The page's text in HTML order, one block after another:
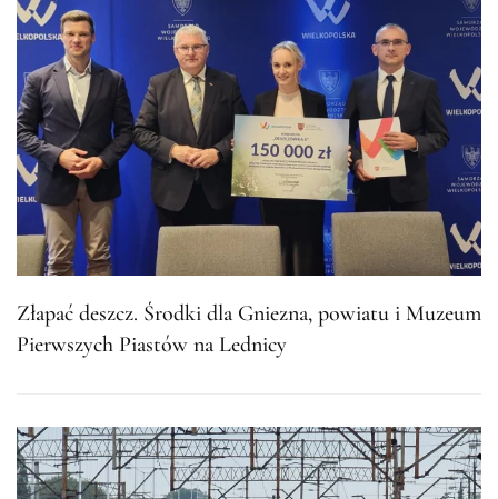
Złapać deszcz. Środki dla Gniezna, powiatu i Muzeum
Pierwszych Piastów na Lednicy